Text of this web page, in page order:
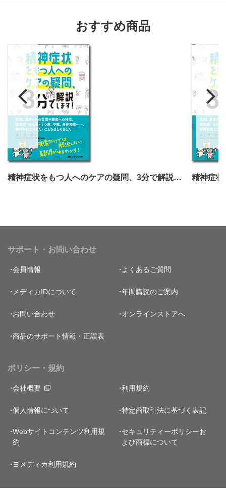
おすすめ商品
精神症状をもつ人へのケアの疑問、3分で解説します！
サポート・お問い合わせ
会員情報 よくあるご質問
メディカIDについて 年間購読のご案内
お問い合わせ オンラインストアへ
商品のサポート情報・正誤表
ポリシー・規約
会社概要 利用規約
個人情報について 特定商取引法に基づく表記
Webサイトコンテンツ利用規
約
セキュリティーポリシーお
よび商標について
ヨメディカ利用規約